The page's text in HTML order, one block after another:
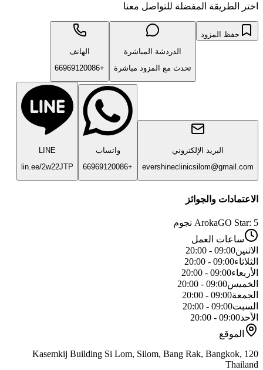
اختر الطريقة المفضلة للتواصل معنا
حفظ المزود
الدردشة المباشرة
تحدث مع المزود مباشرة
الهاتف
+66969120086
البريد الإلكتروني
evershineclinicsilom@gmail.com
واتساب
+66969120086
LINE
lin.ee/2w22JTP
الاعتمادات والجوائز
ArokaGO Star: 5 نجوم
ساعات العمل
الاثنين09:00 - 20:00
الثلاثاء09:00 - 20:00
الأربعاء09:00 - 20:00
الخميس09:00 - 20:00
الجمعة09:00 - 20:00
السبت09:00 - 20:00
الأحد09:00 - 20:00
الموقع
120 Kasemkij Building Si Lom, Silom, Bang Rak, Bangkok,
Thailand